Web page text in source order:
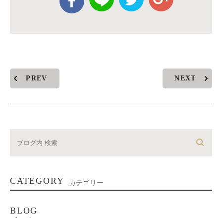
PREV NEXT
CATEGORY カテゴリー
BLOG